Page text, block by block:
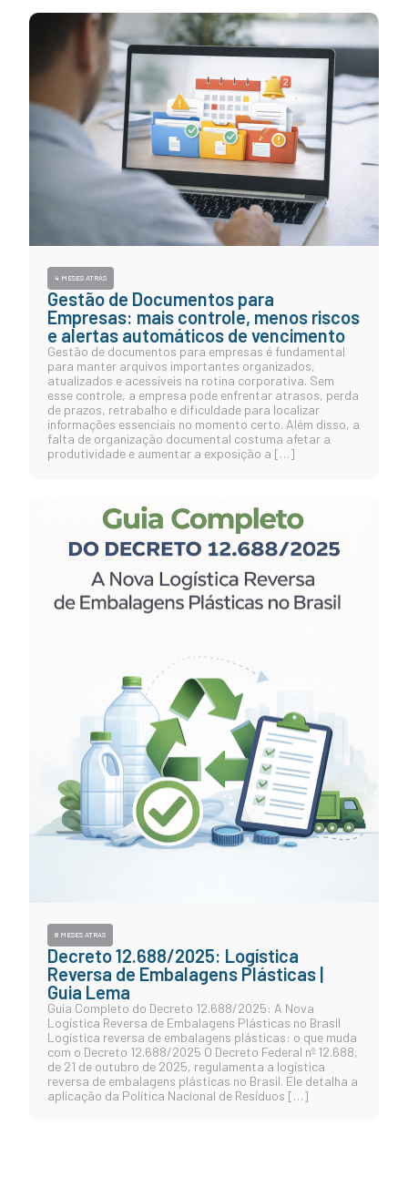
4 MESES ATRÁS
Gestão de Documentos para
Empresas: mais controle, menos riscos
e alertas automáticos de vencimento
Gestão de documentos para empresas é fundamental
para manter arquivos importantes organizados,
atualizados e acessíveis na rotina corporativa. Sem
esse controle, a empresa pode enfrentar atrasos, perda
de prazos, retrabalho e dificuldade para localizar
informações essenciais no momento certo. Além disso, a
falta de organização documental costuma afetar a
produtividade e aumentar a exposição a […]
8 MESES ATRÁS
Decreto 12.688/2025: Logística
Reversa de Embalagens Plásticas |
Guia Lema
Guia Completo do Decreto 12.688/2025: A Nova
Logística Reversa de Embalagens Plásticas no Brasil
Logística reversa de embalagens plásticas: o que muda
com o Decreto 12.688/2025 O Decreto Federal nº 12.688,
de 21 de outubro de 2025, regulamenta a logística
reversa de embalagens plásticas no Brasil. Ele detalha a
aplicação da Política Nacional de Resíduos […]